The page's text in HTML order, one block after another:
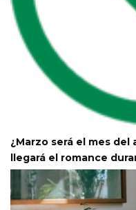
¿Marzo será el mes del
llegará el romance